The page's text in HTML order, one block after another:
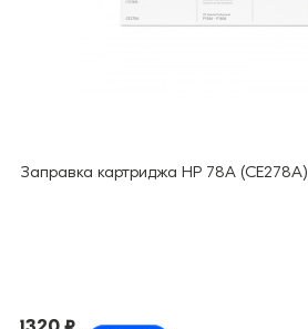
Заправка картриджа HP 78A (CE278A)